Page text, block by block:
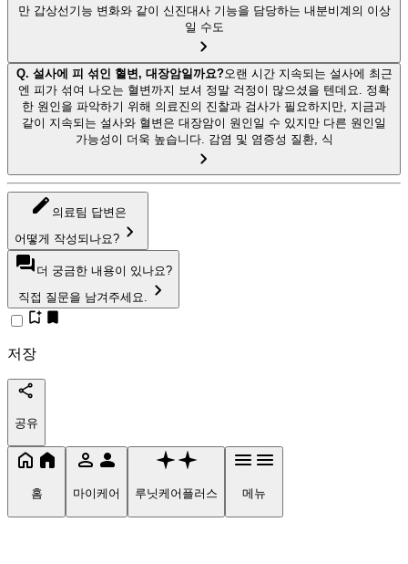
만 갑상선기능 변화와 같이 신진대사 기능을 담당하는 내분비계의 이상
일 수도
Q. 설사에 피 섞인 혈변, 대장암일까요?오랜 시간 지속되는 설사에 최근
엔 피가 섞여 나오는 혈변까지 보셔 정말 걱정이 많으셨을 텐데요. 정확
한 원인을 파악하기 위해 의료진의 진찰과 검사가 필요하지만, 지금과
같이 지속되는 설사와 혈변은 대장암이 원인일 수 있지만 다른 원인일
가능성이 더욱 높습니다. 감염 및 염증성 질환, 식
의료팀 답변은
어떻게 작성되나요?
더 궁금한 내용이 있나요?
직접 질문을 남겨주세요.
저장
공유
홈 마이케어 루닛케어플러스 메뉴